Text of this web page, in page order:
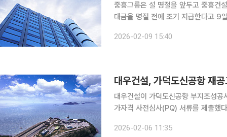
중흥그룹은 설 명절을 앞두고 중흥건
대금을 명절 전에 조기 지급한다고 9일 밝혔다. 이번 중흥그룹의 공사대금은
자재 대금을 원활하게 지급할 수 있을
2026-02-09 15:40
대우건설, 가덕도신공항 재
대우건설이 가덕도신공항 부지조성
가자격 사전심사(PQ) 서류를 제출했
는다. 이어 HJ중공업 9%, 중흥토건
2026-02-06 11:35